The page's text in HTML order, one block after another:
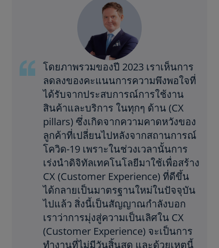
โดยภาพรวมของปี 2023 เราเห็นการ
ลดลงของคะแนนการความพึงพอใจที่
ได้รับจากประสบการณ์การใช้งาน
สินค้าและบริการ ในทุกๆ ด้าน (CX
pillars) ซึ่งเกิดจากความคาดหวังของ
ลูกค้าที่เปลี่ยนไปหลังจากสถานการณ์
โควิด-19 เพราะในช่วงเวลานั้นการ
เร่งนําดิจิทัลเทคโนโลยีมาใช้เพื่อสร้าง
CX (Customer Experience) ที่ดีขึ้น
ได้กลายเป็นมาตรฐานใหม่ในปัจจุบัน
ไปแล้ว สิ่งนี้เป็นสัญญาณกำลังบอก
เราว่าการมุ่งสู่ความเป็นเลิศใน CX
(Customer Experience) จะเป็นการ
ทำงานที่ไม่มีวันสิ้นสุด และด้วยเหตุนี้